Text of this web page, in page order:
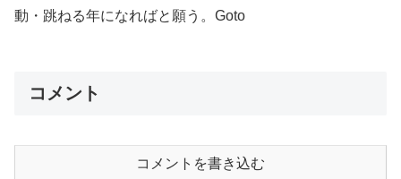
動・跳ねる年になればと願う。Goto
コメント
コメントを書き込む